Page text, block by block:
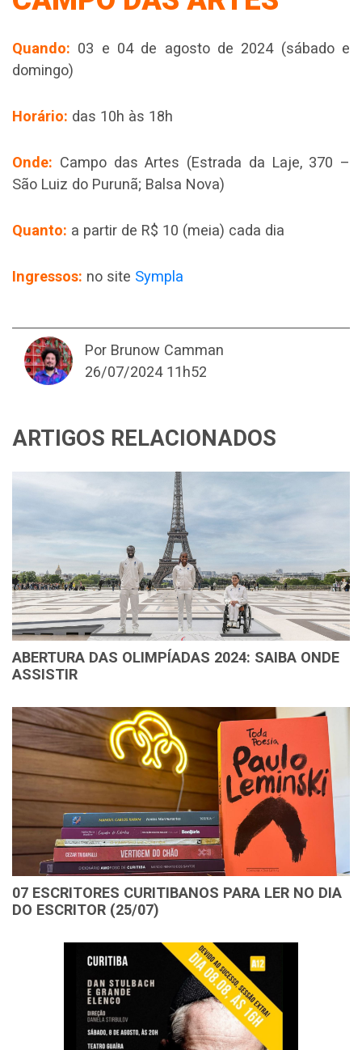
Quando: 03 e 04 de agosto de 2024 (sábado e
domingo)
Horário: das 10h às 18h
Onde: Campo das Artes (Estrada da Laje, 370 –
São Luiz do Purunã; Balsa Nova)
Quanto: a partir de R$ 10 (meia) cada dia
Ingressos: no site Sympla
Por Brunow Camman
26/07/2024 11h52
ARTIGOS RELACIONADOS
ABERTURA DAS OLIMPÍADAS 2024: SAIBA ONDE
ASSISTIR
07 ESCRITORES CURITIBANOS PARA LER NO DIA
DO ESCRITOR (25/07)